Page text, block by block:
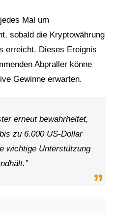
Mal um
sobald die Kryptowährung
erreicht. Dieses Ereignis
Abpraller könne
Gewinne erwarten.
erneut bewahrheitet,
zu 6.000 US-Dollar
wichtige Unterstützung